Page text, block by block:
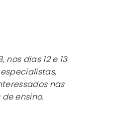
nos dias 12 e 13
nas
ensino.